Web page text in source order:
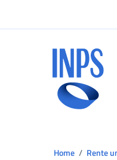
Home Rente